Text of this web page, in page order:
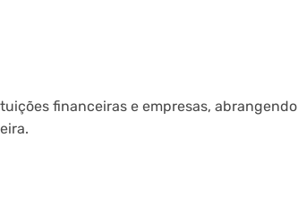
financeiras e empresas, abrangendo